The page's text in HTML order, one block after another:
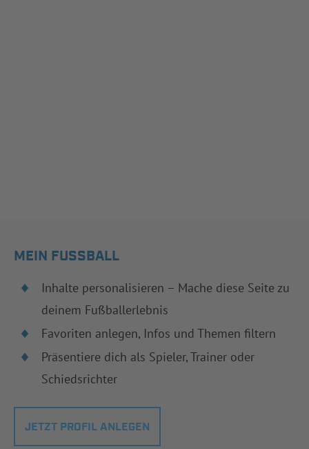
MEIN FUSSBALL
Inhalte personalisieren – Mache diese Seite zu
deinem Fußballerlebnis
Favoriten anlegen, Infos und Themen filtern
Präsentiere dich als Spieler, Trainer oder
Schiedsrichter
JETZT PROFIL ANLEGEN